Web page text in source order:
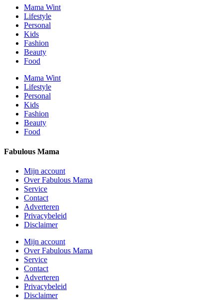
Mama Wint
Lifestyle
Personal
Kids
Fashion
Beauty
Food
Mama Wint
Lifestyle
Personal
Kids
Fashion
Beauty
Food
Fabulous Mama
Mijn account
Over Fabulous Mama
Service
Contact
Adverteren
Privacybeleid
Disclaimer
Mijn account
Over Fabulous Mama
Service
Contact
Adverteren
Privacybeleid
Disclaimer